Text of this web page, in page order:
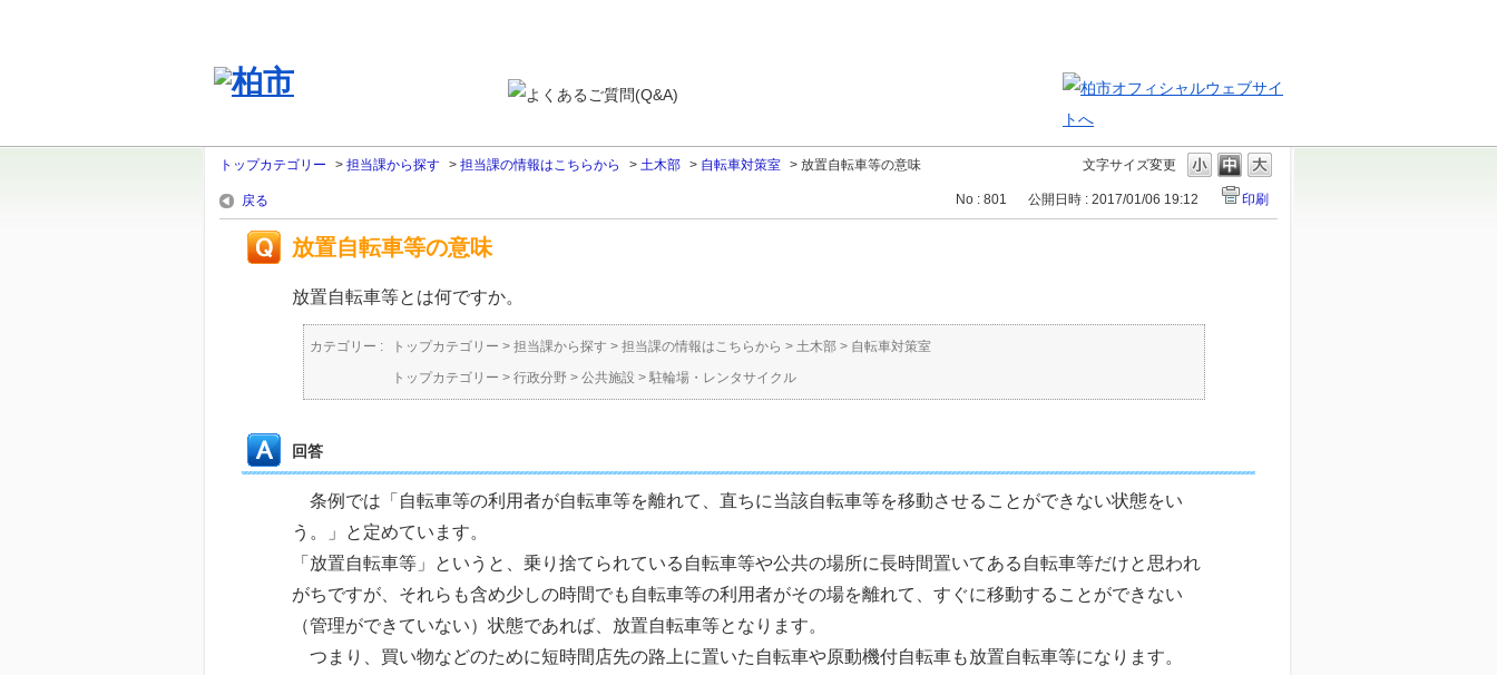
文字サイズ変更
トップカテゴリー > 担当課から探す > 担当課の情報はこちらから > 土木部 > 自転車対策室 > 放置自転車等の意味
戻る No : 801 公開日時 : 2017/01/06 19:12 印刷
放置自転車等の意味
放置自転車等とは何ですか。
カテゴリー : トップカテゴリー > 担当課から探す > 担当課の情報はこちらから > 土木部 > 自転車対策室
トップカテゴリー > 行政分野 > 公共施設 > 駐輪場・レンタサイクル
回答
条例では「自転車等の利用者が自転車等を離れて、直ちに当該自転車等を移動させることができない状態をい
う。」と定めています。
「放置自転車等」というと、乗り捨てられている自転車等や公共の場所に長時間置いてある自転車等だけと思われ
がちですが、それらも含め少しの時間でも自転車等の利用者がその場を離れて、すぐに移動することができない
（管理ができていない）状態であれば、放置自転車等となります。
つまり、買い物などのために短時間店先の路上に置いた自転車や原動機付自転車も放置自転車等になります。